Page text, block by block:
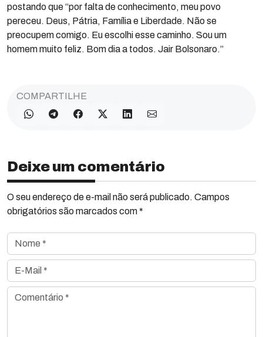
postando que “por falta de conhecimento, meu povo
pereceu. Deus, Pátria, Família e Liberdade. Não se
preocupem comigo. Eu escolhi esse caminho. Sou um
homem muito feliz. Bom dia a todos. Jair Bolsonaro.”
COMPARTILHE
Deixe um comentário
O seu endereço de e-mail não será publicado. Campos
obrigatórios são marcados com *
Nome *
E-Mail *
Comentário *